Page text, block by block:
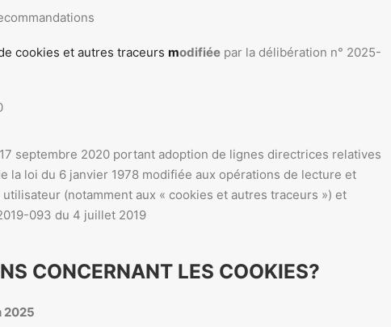
cookies et autres traceurs modifiéepar la délibération n° 2025-
septembre 2020 portant adoption de lignes directrices relatives
la loi du 6 janvier 1978 modifiée aux opérations de lecture et
(notamment aux « cookies et autres traceurs ») et
093 du 4 juillet 2019
CONCERNANT LES COOKIES?
2025